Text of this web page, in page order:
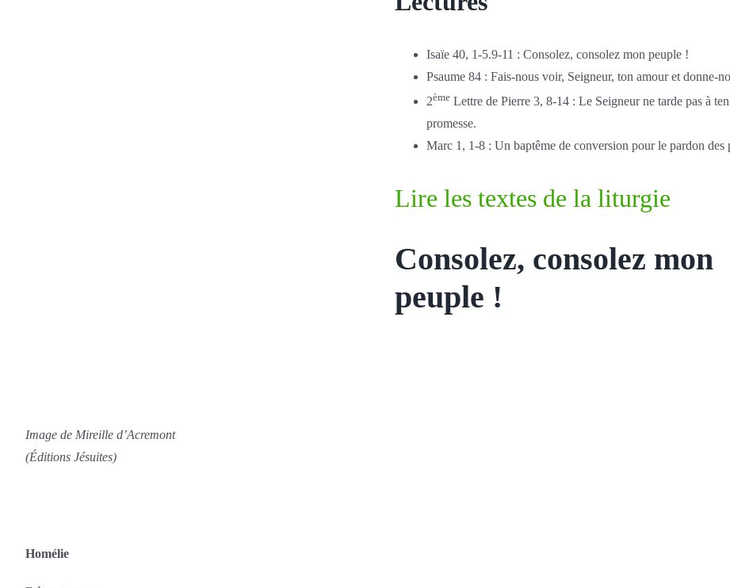
Isaïe 40, 1-5.9-11 : Consolez, consolez mon peuple !
Psaume 84 : Fais-nous voir, Seigneur, ton amour et donne-
2èmeLettre de Pierre 3, 8-14 : Le Seigneur ne tarde pas à
promesse.
Marc 1, 1-8 : Un baptême de conversion pour le pardon des
Lire les textes de la liturgie
Consolez, consolez mon
peuple !
Image de Mireille d’Acremont
(Éditions Jésuites)
Homélie